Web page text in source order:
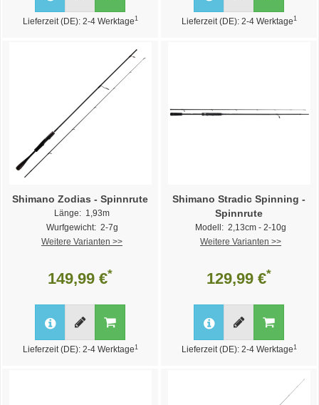
Lieferzeit (DE): 2-4 Werktage1 Lieferzeit (DE): 2-4 Werktage1
Shimano Zodias - Spinnrute
Länge: 1,93m
Wurfgewicht: 2-7g
Weitere Varianten >>
149,99 €*
Lieferzeit (DE): 2-4 Werktage 1
Shimano Stradic Spinning -
Spinnrute
Modell: 2,13cm - 2-10g
Weitere Varianten >>
129,99 €*
Lieferzeit (DE): 2-4 Werktage 1